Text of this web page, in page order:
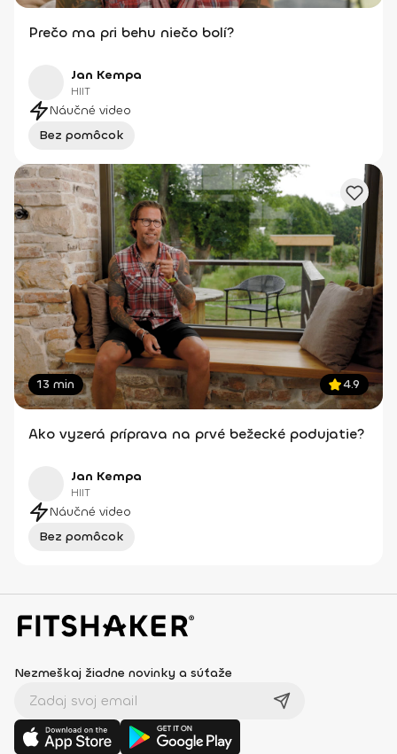
Prečo ma pri behu niečo bolí?
Jan Kempa
HIIT
Náučné video
Bez pomôcok
13 min 4.9
Ako vyzerá príprava na prvé bežecké podujatie?
Jan Kempa
HIIT
Náučné video
Bez pomôcok
Nezmeškaj žiadne novinky a súťaže